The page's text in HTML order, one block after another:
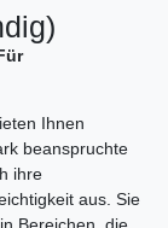
Ihnen
beanspruchte
ihre
aus. Sie